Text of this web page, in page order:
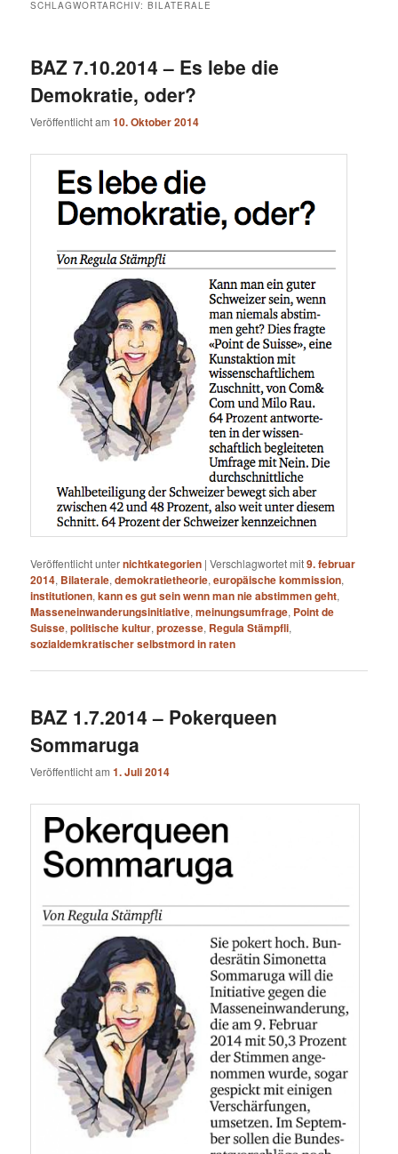
SCHLAGWORTARCHIV:BILATERALE
BAZ 7.10.2014 – Es lebe die
Demokratie, oder?
Veröffentlicht am10. Oktober 2014
Veröffentlicht unternichtkategorien |Verschlagwortet mit9. februar
2014, Bilaterale,demokratietheorie,europäische kommission,
institutionen,kann es gut sein wenn man nie abstimmen geht,
Masseneinwanderungsinitiative,meinungsumfrage, Point de
Suisse,politische kultur,prozesse, Regula Stämpfli,
sozialdemkratischer selbstmord in raten
BAZ 1.7.2014 – Pokerqueen
Sommaruga
Veröffentlicht am1. Juli 2014